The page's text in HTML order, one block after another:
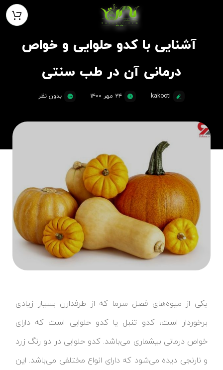
آشنایی با کدو حلوایی و خواص
درمانی آن در طب سنتی
kakooti ۲۴ مهر ۱۴۰۰ بدون نظر
یکی از میوه‌های فصل سرما که از طرفدارن بسیار زیادی
برخوردار است، کدو تنبل یا کدو حلوایی است که دارای
خواص درمانی بیشماری می‌باشد. کدو حلوایی در دو رنگ زرد
و نارنجی دیده می‌شود که دارای انواع مختلفی می‌باشد. این